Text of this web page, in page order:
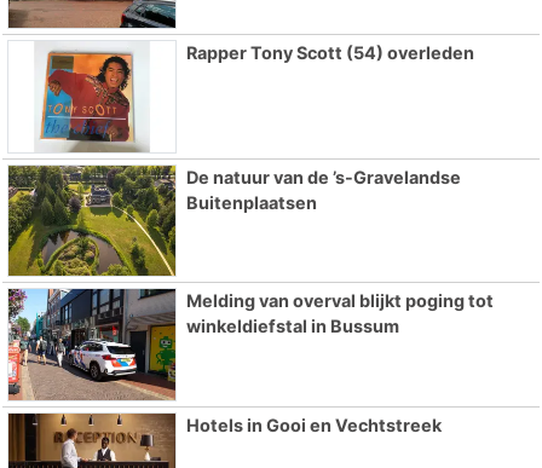
Rapper Tony Scott (54) overleden
De natuur van de ’s-Gravelandse
Buitenplaatsen
Melding van overval blijkt poging tot
winkeldiefstal in Bussum
Hotels in Gooi en Vechtstreek